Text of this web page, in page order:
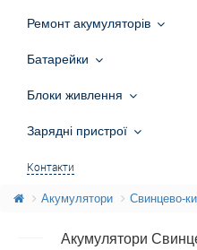
Ремонт акумуляторів
Батарейки
Блоки живлення
Зарядні пристрої
Контакти
Акумулятори Свинцево-
Акумулятори